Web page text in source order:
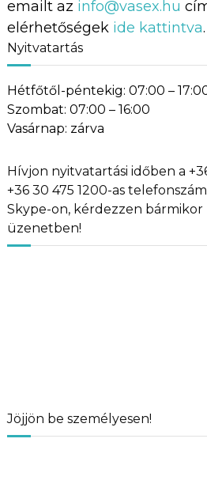
emailt az info@vasex.hu
elérhetőségek ide kattintva.
Nyitvatartás
Hétfőtől-péntekig: 07:00 –
Szombat: 07:00 – 16:00
Vasárnap: zárva
Hívjon nyitvatartási időben a
+36 30 475 1200-as
Skype-on, kérdezzen bármikor
üzenetben!
Jöjjön be személyesen!